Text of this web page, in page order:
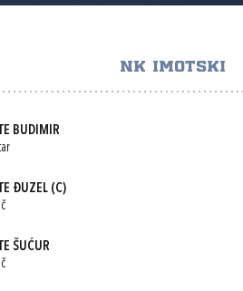
NK IMOTSKI
BUDIMIR
ĐUZEL (C)
ŠUĆUR